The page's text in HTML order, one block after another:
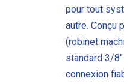
pour tout
autre. Conçu
(robinet
standard 3/
connexion